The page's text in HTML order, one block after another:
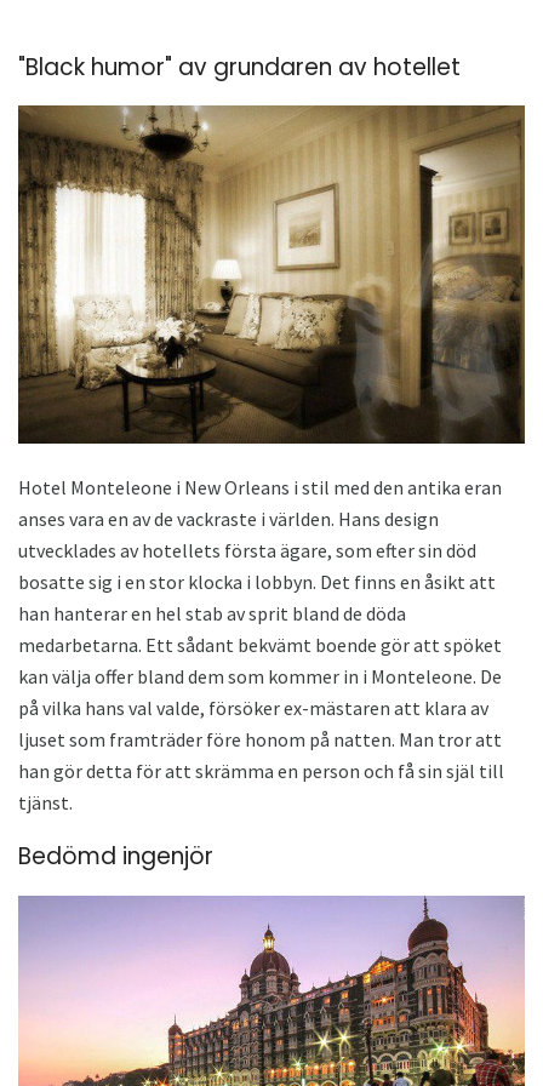
"Black humor" av grundaren av hotellet
Hotel Monteleone i New Orleans i stil med den antika eran
anses vara en av de vackraste i världen. Hans design
utvecklades av hotellets första ägare, som efter sin död
bosatte sig i en stor klocka i lobbyn. Det finns en åsikt att
han hanterar en hel stab av sprit bland de döda
medarbetarna. Ett sådant bekvämt boende gör att spöket
kan välja offer bland dem som kommer in i Monteleone. De
på vilka hans val valde, försöker ex-mästaren att klara av
ljuset som framträder före honom på natten. Man tror att
han gör detta för att skrämma en person och få sin själ till
tjänst.
Bedömd ingenjör